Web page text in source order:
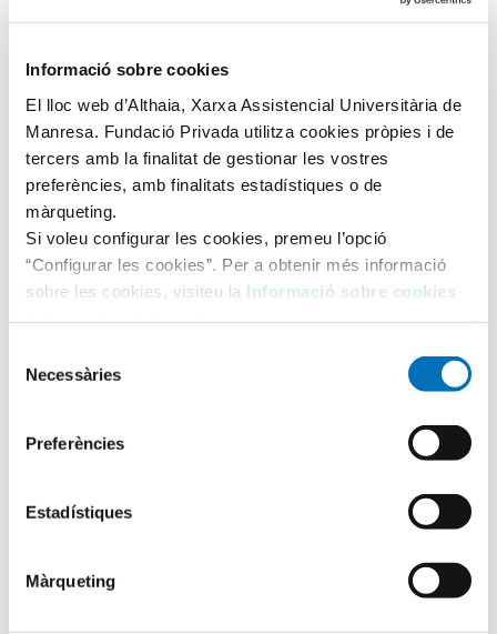
Informació sobre cookies
El lloc web d’Althaia, Xarxa Assistencial Universitària de
Manresa. Fundació Privada utilitza cookies pròpies i de
tercers amb la finalitat de gestionar les vostres
preferències, amb finalitats estadístiques o de
màrqueting.
Si voleu configurar les cookies, premeu l’opció
“Configurar les cookies”. Per a obtenir més informació
sobre les cookies, visiteu la Informació sobre cookies
Necessàries
Preferències
Estadístiques
Màrqueting
Testimonis